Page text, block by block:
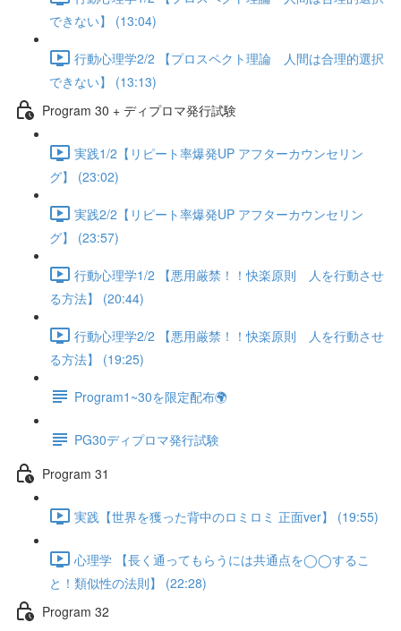
できない】 (13:04)
行動心理学2/2 【プロスペクト理論 人間は合理的選択
できない】 (13:13)
Program 30 + ディプロマ発行試験
実践1/2【リピート率爆発UP アフターカウンセリン
グ】 (23:02)
実践2/2【リピート率爆発UP アフターカウンセリン
グ】 (23:57)
行動心理学1/2 【悪用厳禁！！快楽原則 人を行動させ
る方法】 (20:44)
行動心理学2/2 【悪用厳禁！！快楽原則 人を行動させ
る方法】 (19:25)
Program1~30を限定配布🌍
PG30ディプロマ発行試験
Program 31
実践【世界を獲った背中のロミロミ 正面ver】 (19:55)
心理学 【長く通ってもらうには共通点を◯◯するこ
と！類似性の法則】 (22:28)
Program 32